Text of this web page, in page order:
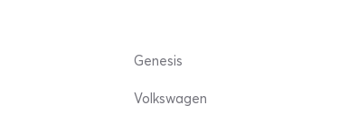
Genesis
Volkswagen